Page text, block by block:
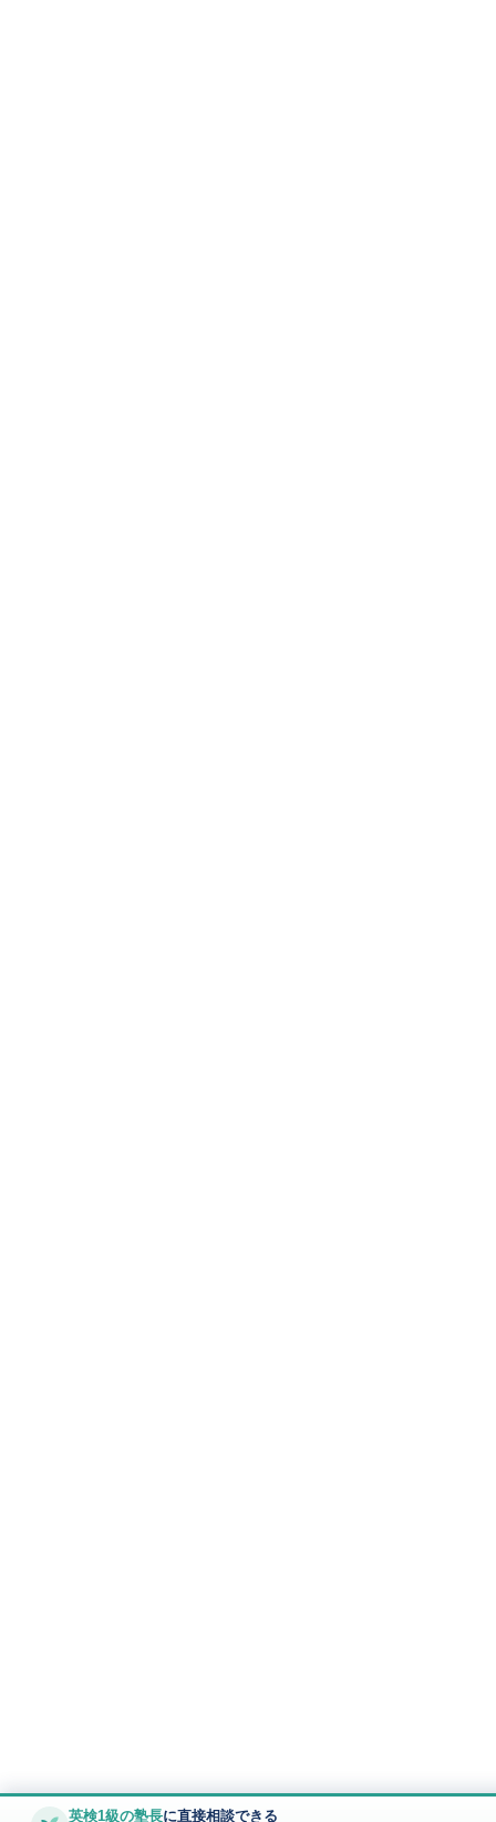
英検1級の塾長に直接相談できる